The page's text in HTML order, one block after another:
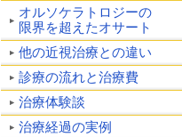
オルソケラトロジーの
限界を超えたオサート
他の近視治療との違い
診療の流れと治療費
治療体験談
治療経過の実例